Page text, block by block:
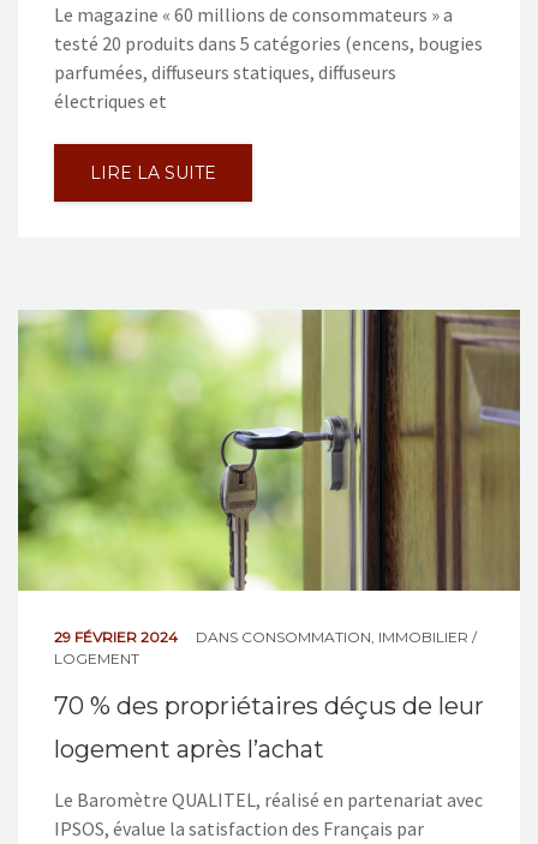
Le magazine « 60 millions de consommateurs » a
testé 20 produits dans 5 catégories (encens, bougies
parfumées, diffuseurs statiques, diffuseurs
électriques et
LIRE LA SUITE
29 FÉVRIER 2024 DANS CONSOMMATION, IMMOBILIER /
LOGEMENT
70 % des propriétaires déçus de leur
logement après l’achat
Le Baromètre QUALITEL, réalisé en partenariat avec
IPSOS, évalue la satisfaction des Français par